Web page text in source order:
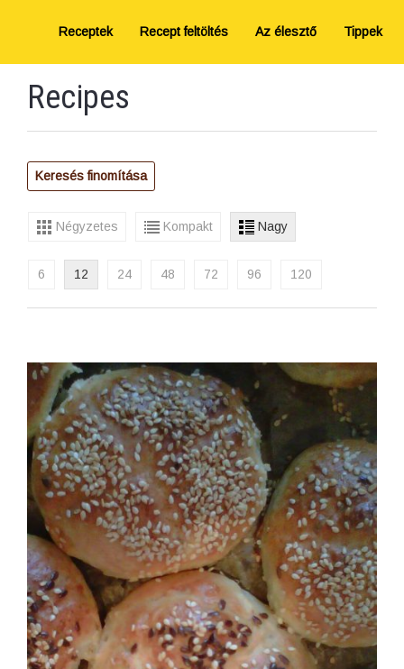
Receptek Recept feltöltés Az élesztő Tippek
Recipes
Keresés finomítása
Négyzetes Kompakt Nagy
6 12 24 48 72 96 120